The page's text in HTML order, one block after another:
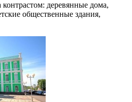
деревянные дома,
общественные здания,